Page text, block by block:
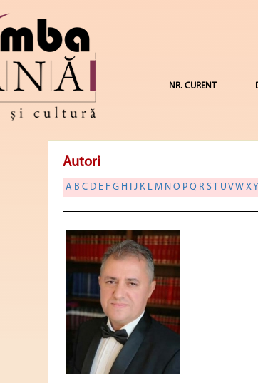
NR. CURENT
Autori
A B C D E F G H J K L M N O P Q R ST U VW XY